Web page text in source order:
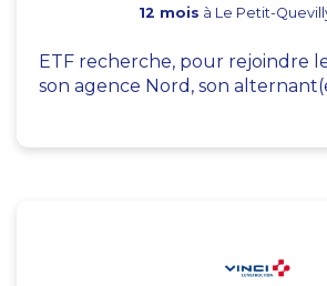
12 mois à Le Petit-
ETF recherche, pour rejoindre
son agence Nord, son